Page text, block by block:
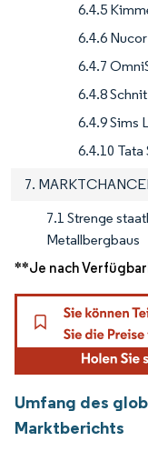
6.4.5
6.4.6
6.4.7
6.4.8
6.4.9 Sims
6.4.10 Tata
7.
7.1 Strenge
Metallbergbaus
**Je nach
Umfang des
Marktberichts